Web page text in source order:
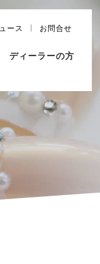
ース お問合せ
ディーラーの方